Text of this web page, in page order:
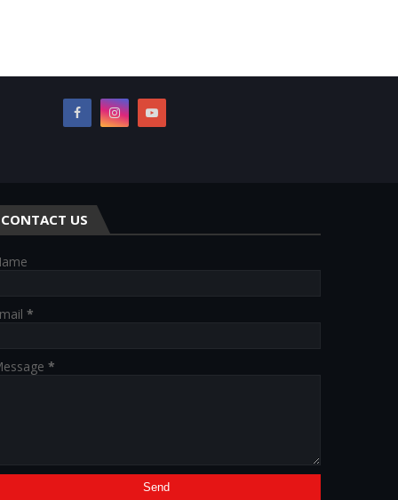
CONTACT US
*
*